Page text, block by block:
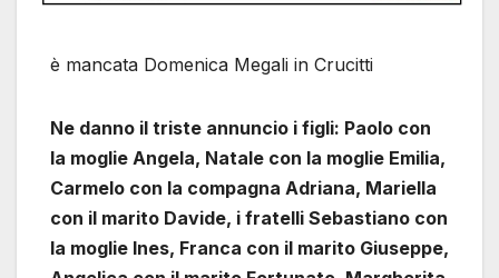
è mancata Domenica Megali in Crucitti
Ne danno il triste annuncio i figli: Paolo con
la moglie Angela, Natale con la moglie Emilia,
Carmelo con la compagna Adriana, Mariella
con il marito Davide, i fratelli Sebastiano con
la moglie Ines, Franca con il marito Giuseppe,